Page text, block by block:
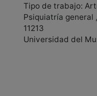
Tipo de trabajo:
Psiquiatría general
11213
Universidad del